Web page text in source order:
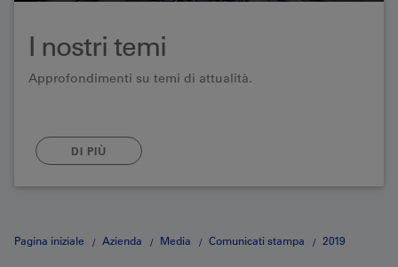
I nostri temi
Approfondimenti su temi di attualità.
DI PIÙ
Pagina iniziale Azienda Media Comunicati stampa 2019